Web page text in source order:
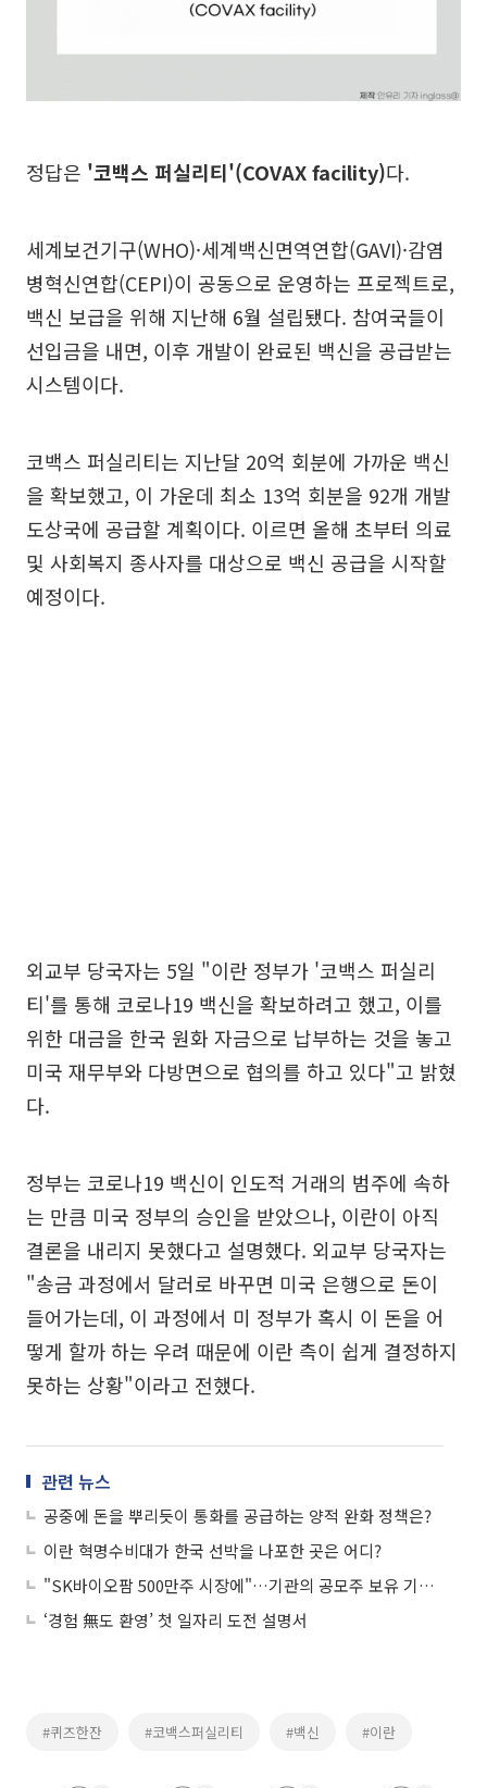
정답은 '코백스 퍼실리티'(COVAX facility)다.
세계보건기구(WHO)·세계백신면역연합(GAVI)·감염
병혁신연합(CEPI)이 공동으로 운영하는 프로젝트로,
백신 보급을 위해 지난해 6월 설립됐다. 참여국들이
선입금을 내면, 이후 개발이 완료된 백신을 공급받는
시스템이다.
코백스 퍼실리티는 지난달 20억 회분에 가까운 백신
을 확보했고, 이 가운데 최소 13억 회분을 92개 개발
도상국에 공급할 계획이다. 이르면 올해 초부터 의료
및 사회복지 종사자를 대상으로 백신 공급을 시작할
예정이다.
외교부 당국자는 5일 "이란 정부가 '코백스 퍼실리
티'를 통해 코로나19 백신을 확보하려고 했고, 이를
위한 대금을 한국 원화 자금으로 납부하는 것을 놓고
미국 재무부와 다방면으로 협의를 하고 있다"고 밝혔
다.
정부는 코로나19 백신이 인도적 거래의 범주에 속하
는 만큼 미국 정부의 승인을 받았으나, 이란이 아직
결론을 내리지 못했다고 설명했다. 외교부 당국자는
"송금 과정에서 달러로 바꾸면 미국 은행으로 돈이
들어가는데, 이 과정에서 미 정부가 혹시 이 돈을 어
떻게 할까 하는 우려 때문에 이란 측이 쉽게 결정하지
못하는 상황"이라고 전했다.
관련 뉴스
공중에 돈을 뿌리듯이 통화를 공급하는 양적 완화 정책은?
이란 혁명수비대가 한국 선박을 나포한 곳은 어디?
"SK바이오팜 500만주 시장에"…기관의 공모주 보유 기간을 의무화한 제도?
‘경험 無도 환영’ 첫 일자리 도전 설명서
#퀴즈한잔 #코백스퍼실리티 #백신 #이란